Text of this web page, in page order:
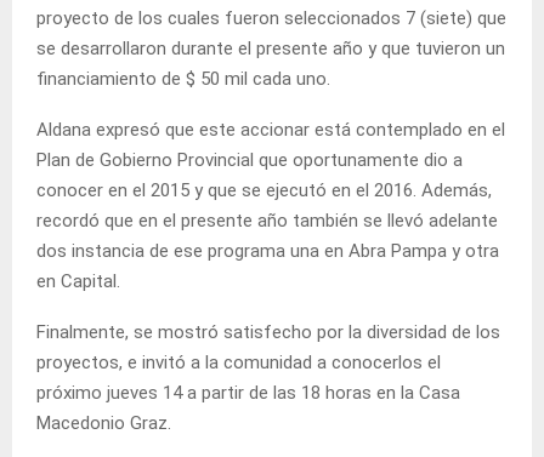
proyecto de los cuales fueron seleccionados 7 (siete) que
se desarrollaron durante el presente año y que tuvieron un
financiamiento de $ 50 mil cada uno.
Aldana expresó que este accionar está contemplado en el
Plan de Gobierno Provincial que oportunamente dio a
conocer en el 2015 y que se ejecutó en el 2016. Además,
recordó que en el presente año también se llevó adelante
dos instancia de ese programa una en Abra Pampa y otra
en Capital.
Finalmente, se mostró satisfecho por la diversidad de los
proyectos, e invitó a la comunidad a conocerlos el
próximo jueves 14 a partir de las 18 horas en la Casa
Macedonio Graz.